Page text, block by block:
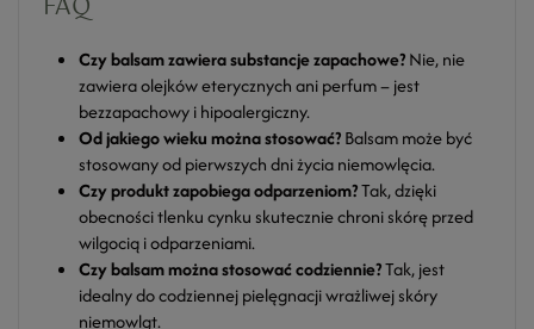
Czy balsam zawiera substancje zapachowe?Nie, nie
zawiera olejków eterycznych ani perfum – jest
bezzapachowy i hipoalergiczny.
Od jakiego wieku można stosować?Balsam może być
stosowany od pierwszych dni życia niemowlęcia.
Czy produkt zapobiega odparzeniom?Tak, dzięki
obecności tlenku cynku skutecznie chroni skórę przed
wilgocią i odparzeniami.
Czy balsam można stosować codziennie?Tak, jest
idealny do codziennej pielęgnacji wrażliwej skóry
niemowląt.